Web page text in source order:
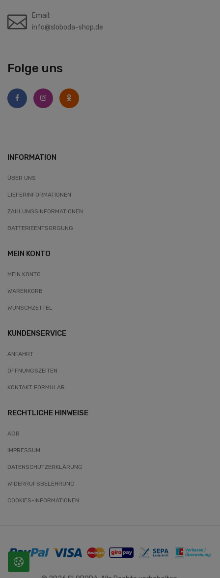
Folge uns
Email:
info@sloboda-shop.de
INFORMATION
ÜBER UNS
LIEFERINFORMATIONEN
ZAHLUNGSINFORMATIONEN
BATTERIEENTSORGUNG
MEIN KONTO
MEIN KONTO
WARENKORB
WUNSCHZETTEL
KUNDENSERVICE
ANFAHRT
ÖFFNUNGSZEITEN
KONTAKT FORMULAR
RECHTLICHE HINWEISE
AGB
IMPRESSUM
DATENSCHUTZERKLÄRUNG
WIDERRUFSBELEHRUNG
COOKIES-INFORMATIONEN